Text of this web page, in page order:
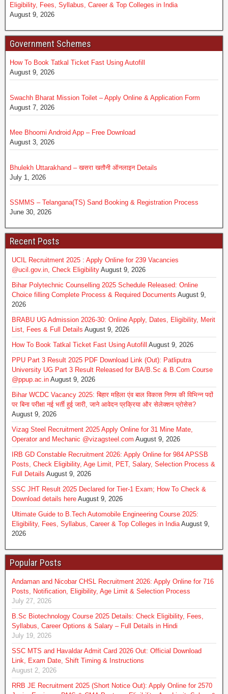
Eligibility, Fees, Syllabus, Career & Top Colleges in India
August 9, 2026
Government Schemes
How To Book Tatkal Ticket Fast Using Autofill
August 9, 2026
Swachh Bharat Mission Toilet – Apply Online & Application Form
August 7, 2026
Mee Bhoomi Android App – Free Download
August 3, 2026
Bhulekh Uttarakhand – खसरा खतौनी ऑनलाइन Details
July 1, 2026
SSMMS – Telangana(TS) Sand Booking & Registration Process
June 30, 2026
Recent Posts
UCIL Recruitment 2025 : Apply Online for 239 Vacancies
@ucil.gov.in, Check Eligibility August 9, 2026
Bihar Polytechnic Counselling 2025 Schedule Released: Online
Choice filling Complete Process & Required Documents August 9,
2026
BRABU UG Admission 2026-30: Online Apply, Dates, Eligibility, Merit
List, Fees & Full Details August 9, 2026
How To Book Tatkal Ticket Fast Using Autofill
August 9, 2026
PPU Part 3 Result 2025 PDF Download Link (Out): Patliputra
University UG Part 3 Result Released for BA/B.Sc & B.Com Course
@ppup.ac.in August 9, 2026
Bihar WCDC Vacancy 2025: बिहार महिला एंव बाल विकास निगम की विभिन्न पदों
पर बिना परीक्षा नई भर्ती हुई जारी, जाने आवेदन प्रक्रिया और सेलेक्शन प्रोसेस?
August 9, 2026
Vizag Steel Recruitment 2025 Apply Online for 31 Mine Mate,
Operator and Mechanic @vizagsteel.com August 9, 2026
IRB GD Constable Recruitment 2026: Apply Online for 984 APSSB
Posts, Check Eligibility, Age Limit, PET, Salary, Selection Process &
Full Details August 9, 2026
SSC JHT Result 2025 Declared for Tier-1 Exam; How To Check &
Download details here August 9, 2026
Ultimate Guide to B.Tech Automobile Engineering Course 2025:
Eligibility, Fees, Syllabus, Career & Top Colleges in India August 9,
2026
Popular Posts
Andaman and Nicobar CHSL Recruitment 2026: Apply Online for 716
Posts, Notification, Eligibility, Age Limit & Selection Process
July 27, 2026
B.Sc Biotechnology Course 2025 Details: Check Eligibility, Fees,
Syllabus, Career Options & Salary – Full Details in Hindi
July 19, 2026
SSC MTS and Havaldar Admit Card 2026 Out: Official Download
Link, Exam Date, Shift Timing & Instructions
August 2, 2026
RRB JE Recruitment 2025 (Short Notice Out): Apply Online for 2570